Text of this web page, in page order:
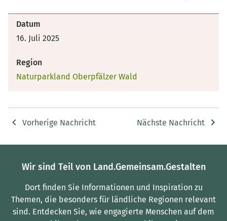
Datum
16. Juli 2025
Region
Naturparkland Oberpfälzer Wald
Vorherige Nachricht Nächste Nachricht
Wir sind Teil von Land.Gemeinsam.Gestalten
Dort finden Sie Informationen und Inspiration zu
Themen, die besonders für ländliche Regionen relevant
sind. Entdecken Sie, wie engagierte Menschen auf dem